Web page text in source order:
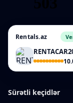
Rentals.az
Sürətli keçidlər